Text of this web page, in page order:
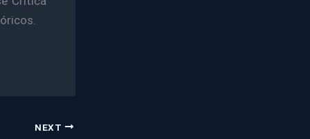
NEXT